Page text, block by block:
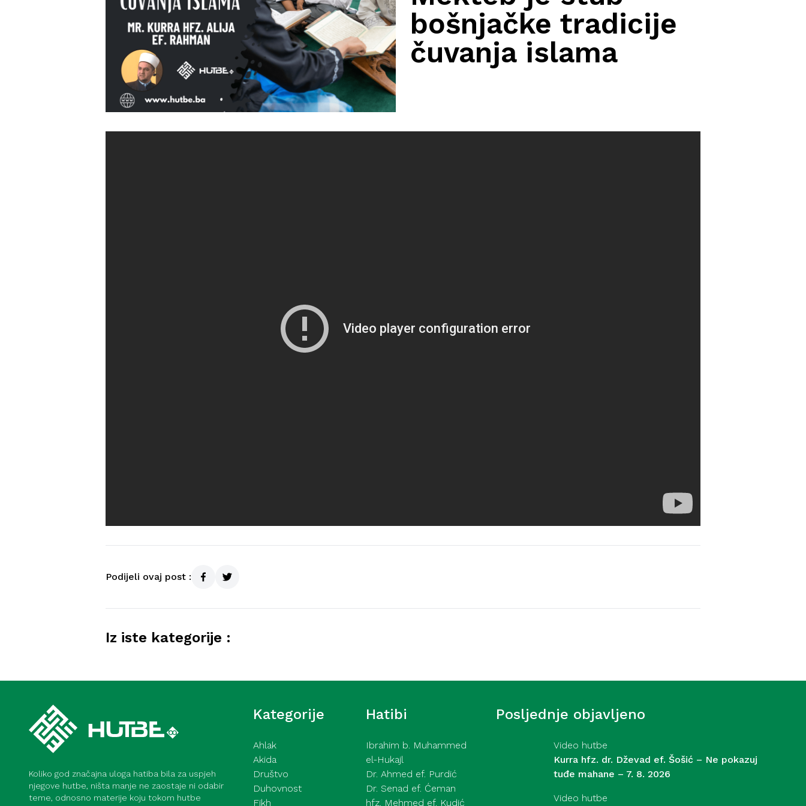
bošnjačke tradicije
čuvanja islama
Podijeli ovaj post :
Iz iste kategorije :
Koliko god značajna uloga hatiba bila za uspjeh
njegove hutbe, ništa manje ne zaostaje ni odabir
teme, odnosno materije koju tokom hutbe
Kategorije
Ahlak
Akida
Društvo
Duhovnost
Fikh
Hatibi
Ibrahim b. Muhammed
el-Hukajl
Dr. Ahmed ef. Purdić
Dr. Senad ef. Ćeman
hfz. Mehmed ef. Kudić
Posljednje objavljeno
Video hutbe
Kurra hfz. dr. Dževad ef. Šošić – Ne pokazuj
tuđe mahane – 7. 8. 2026
Video hutbe